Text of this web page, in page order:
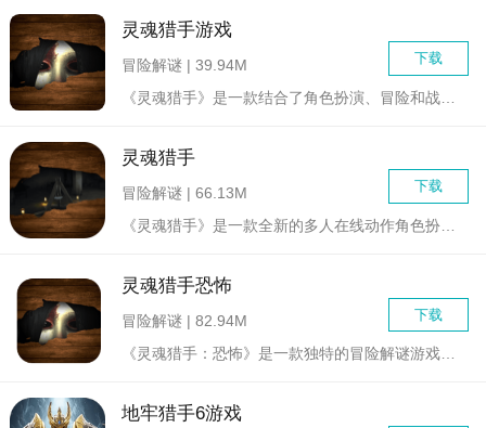
灵魂猎手游戏
下载
冒险解谜 | 39.94M
灵魂猎手
下载
冒险解谜 | 66.13M
灵魂猎手恐怖
下载
冒险解谜 | 82.94M
地牢猎手6游戏